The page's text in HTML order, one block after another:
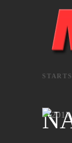
Zum